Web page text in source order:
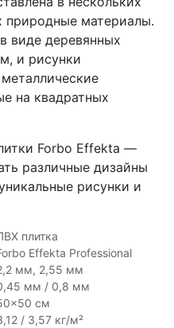
материалы.
виде деревянных
и рисунки
на квадратных
Forbo Effekta —
различные дизайны
рисунки и
плитка
Effekta Professional
мм, 2,55 мм
мм / 0,8 мм
см
/ 3,57 кг/м²